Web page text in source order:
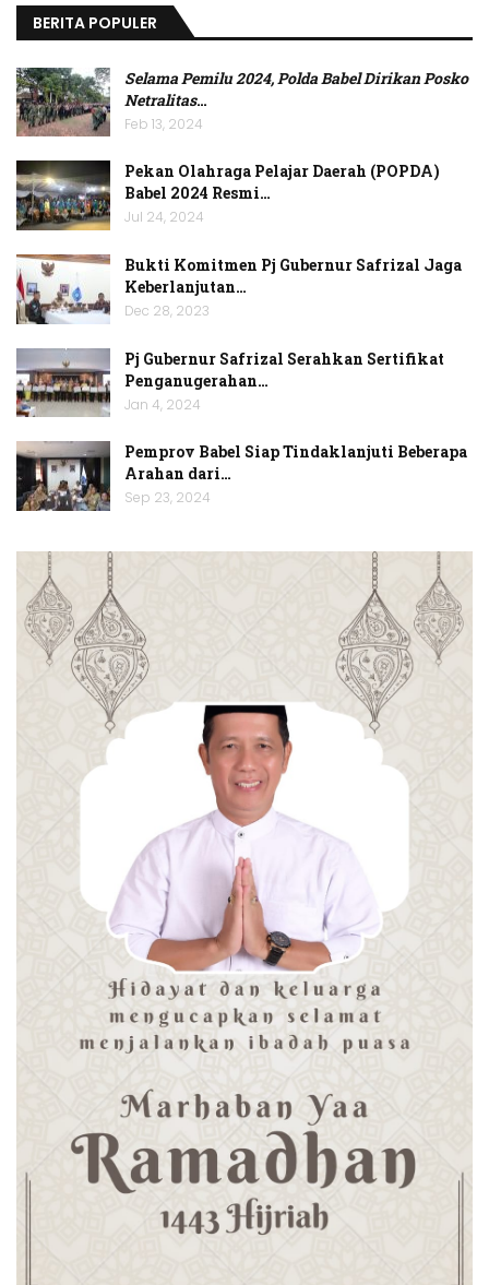
BERITA POPULER
Selama Pemilu 2024, Polda Babel Dirikan Posko
Netralitas…
Feb 13, 2024
Pekan Olahraga Pelajar Daerah (POPDA)
Babel 2024 Resmi…
Jul 24, 2024
Bukti Komitmen Pj Gubernur Safrizal Jaga
Keberlanjutan…
Dec 28, 2023
Pj Gubernur Safrizal Serahkan Sertifikat
Penganugerahan…
Jan 4, 2024
Pemprov Babel Siap Tindaklanjuti Beberapa
Arahan dari…
Sep 23, 2024